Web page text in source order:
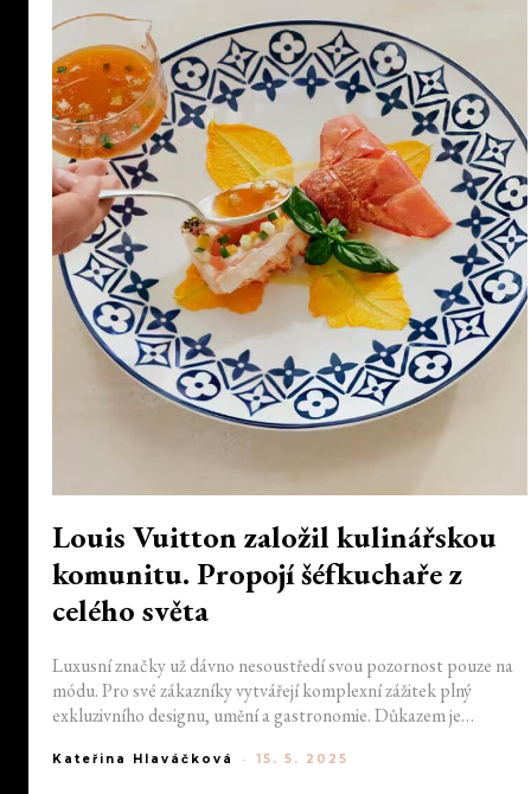
Louis Vuitton založil kulinářskou
komunitu. Propojí šéfkuchaře z
celého světa
Luxusní značky už dávno nesoustředí svou pozornost pouze na
módu. Pro své zákazníky vytvářejí komplexní zážitek plný
exkluzivního designu, umění a gastronomie. Důkazem je
Culinary Community, tedy jedinečnou mezinárodní iniciativu
Kateřina Hlaváčková - 15. 5. 2025